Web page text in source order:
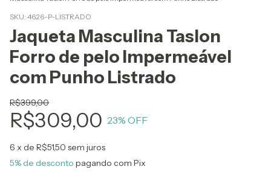
SKU: 4626-P-LISTRADO
Jaqueta Masculina Taslon
Forro de pelo Impermeável
com Punho Listrado
R$399,00
R$309,00 23% OFF
6 x de R$51,50 sem juros
5% de desconto pagando com Pix